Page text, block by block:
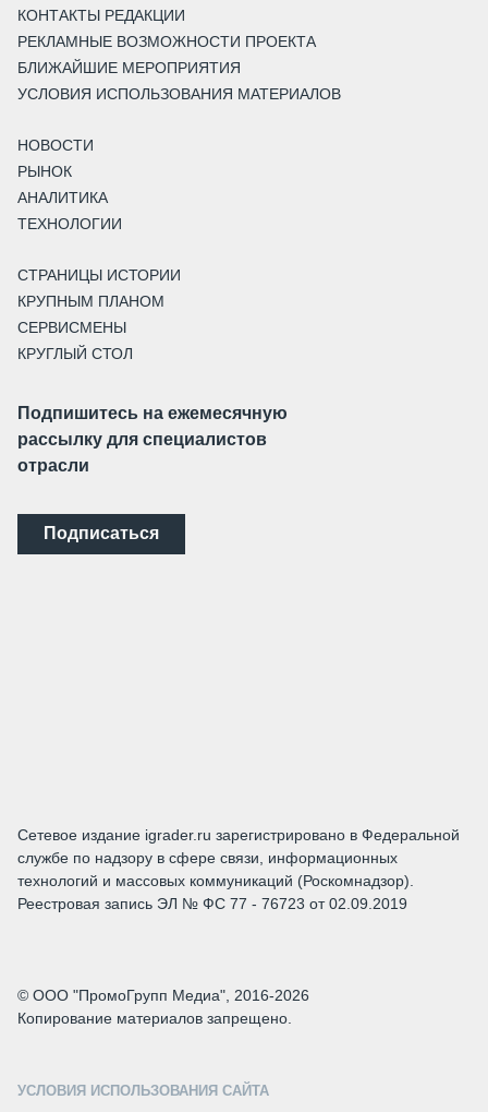
КОНТАКТЫ РЕДАКЦИИ
РЕКЛАМНЫЕ ВОЗМОЖНОСТИ ПРОЕКТА
БЛИЖАЙШИЕ МЕРОПРИЯТИЯ
УСЛОВИЯ ИСПОЛЬЗОВАНИЯ МАТЕРИАЛОВ
НОВОСТИ
РЫНОК
АНАЛИТИКА
ТЕХНОЛОГИИ
СТРАНИЦЫ ИСТОРИИ
КРУПНЫМ ПЛАНОМ
СЕРВИСМЕНЫ
КРУГЛЫЙ СТОЛ
Подпишитесь на ежемесячную
рассылку для специалистов
отрасли
Подписаться
Сетевое издание igrader.ru зарегистрировано в Федеральной
службе по надзору в сфере связи, информационных
технологий и массовых коммуникаций (Роскомнадзор).
Реестровая запись ЭЛ № ФС 77 - 76723 от 02.09.2019
© ООО "ПромоГрупп Медиа", 2016-2026
Копирование материалов запрещено.
УСЛОВИЯ ИСПОЛЬЗОВАНИЯ САЙТА